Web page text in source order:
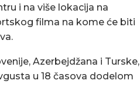
i na više lokacija na
filma na kome će biti
Azerbejdžana i Turske,
u 18 časova dodelom